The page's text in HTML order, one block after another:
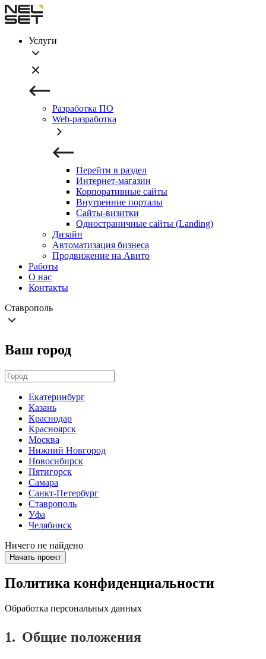
Услуги
Разработка ПО
Web-разработка
Перейти в раздел
Интернет-магазин
Корпоративные сайты
Внутренние порталы
Сайты-визитки
Одностраничные сайты (Landing)
Дизайн
Автоматизация бизнеса
Продвижение на Авито
Работы
О нас
Контакты
Ставрополь
Ваш город
Екатеринбург
Казань
Краснодар
Красноярск
Москва
Нижний Новгород
Новосибирск
Пятигорск
Самара
Санкт-Петербург
Ставрополь
Уфа
Челябинск
Ничего не найдено
Начать проект
Политика конфиденциальности
Обработка персональных данных
1. Общие положения